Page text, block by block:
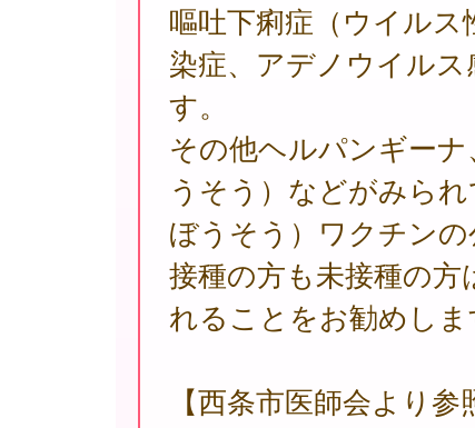
嘔吐下痢症（ウイルス
染症、アデノウイル
す。
その他ヘルパンギー
うそう）などがみら
ぼうそう）ワクチン
接種の方も未接種の方
れることをお勧めしま
【西条市医師会より参